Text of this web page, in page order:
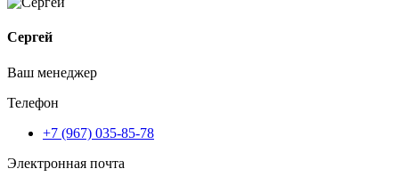
Сергей
Ваш менеджер
Телефон
+7 (967) 035-85-78
Электронная почта